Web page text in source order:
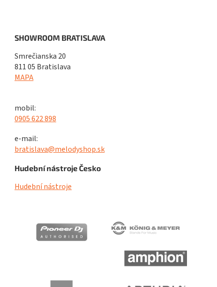
SHOWROOM BRATISLAVA
Smrečianska 20
811 05 Bratislava
MAPA
mobil:
0905 622 898
e-mail:
bratislava@melodyshop.sk
Hudební nástroje Česko
Hudební nástroje